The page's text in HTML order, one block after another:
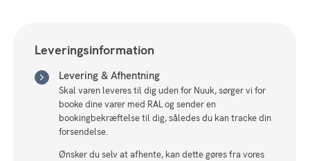
Leveringsinformation
Levering & Afhentning
Skal varen leveres til dig uden for Nuuk, sørger vi for
booke dine varer med RAL og sender en
bookingbekræftelse til dig, således du kan tracke din
forsendelse.
Ønsker du selv at afhente, kan dette gøres fra vores